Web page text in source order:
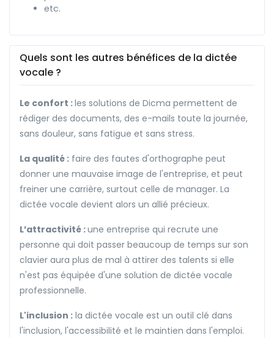
etc.
Quels sont les autres bénéfices de la dictée
vocale ?
Le confort :les solutions de Dicma permettent de
rédiger des documents, des e-mails toute la journée,
sans douleur, sans fatigue et sans stress.
La qualité : faire des fautes d'orthographe peut
donner une mauvaise image de l'entreprise, et peut
freiner une carrière, surtout celle de manager. La
dictée vocale devient alors un allié précieux.
L’attractivité :une entreprise qui recrute une
personne qui doit passer beaucoup de temps sur son
clavier aura plus de mal à attirer des talents si elle
n'est pas équipée d'une solution de dictée vocale
professionnelle.
L'inclusion : la dictée vocale est un outil clé dans
l'inclusion, l'accessibilité et le maintien dans l'emploi.